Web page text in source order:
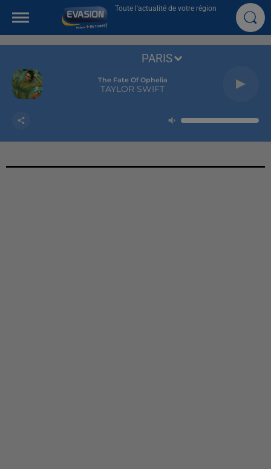
Toute l'actualité de votre région
The Fate Of Ophelia
TAYLOR SWIFT
PARIS